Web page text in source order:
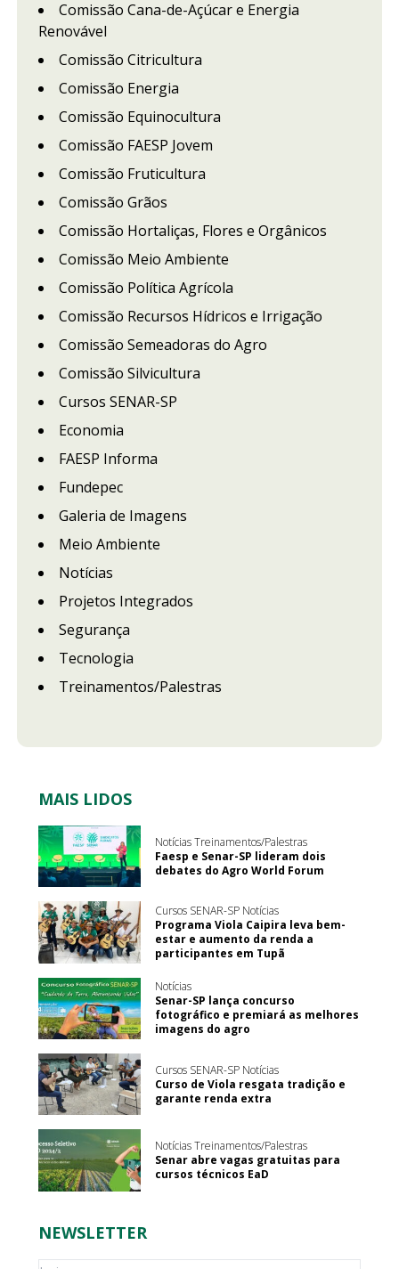
Comissão Cana-de-Açúcar e Energia
Renovável
Comissão Citricultura
Comissão Energia
Comissão Equinocultura
Comissão FAESP Jovem
Comissão Fruticultura
Comissão Grãos
Comissão Hortaliças, Flores e Orgânicos
Comissão Meio Ambiente
Comissão Política Agrícola
Comissão Recursos Hídricos e Irrigação
Comissão Semeadoras do Agro
Comissão Silvicultura
Cursos SENAR-SP
Economia
FAESP Informa
Fundepec
Galeria de Imagens
Meio Ambiente
Notícias
Projetos Integrados
Segurança
Tecnologia
Treinamentos/Palestras
MAIS LIDOS
Notícias Treinamentos/Palestras
Faesp e Senar-SP lideram dois
debates do Agro World Forum
Cursos SENAR-SP Notícias
Programa Viola Caipira leva bem-
estar e aumento da renda a
participantes em Tupã
Notícias
Senar-SP lança concurso
fotográfico e premiará as melhores
imagens do agro
Cursos SENAR-SP Notícias
Curso de Viola resgata tradição e
garante renda extra
Notícias Treinamentos/Palestras
Senar abre vagas gratuitas para
cursos técnicos EaD
NEWSLETTER